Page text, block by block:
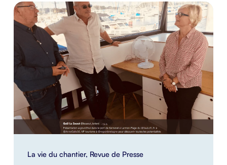
La vie du chantier, Revue de Presse